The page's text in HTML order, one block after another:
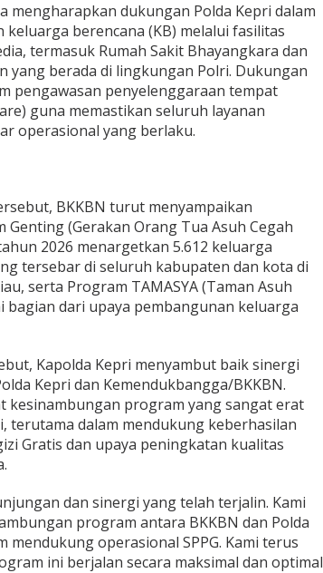
mengharapkan dukungan Polda Kepri dalam
keluarga berencana (KB) melalui fasilitas
termasuk Rumah Sakit Bhayangkara dan
yang berada di lingkungan Polri. Dukungan
pengawasan penyelenggaraan tempat
guna memastikan seluruh layanan
operasional yang berlaku.
BKKBN turut menyampaikan
Genting (Gerakan Orang Tua Asuh Cegah
2026 menargetkan 5.612 keluarga
tersebar di seluruh kabupaten dan kota di
serta Program TAMASYA (Taman Asuh
bagian dari upaya pembangunan keluarga
Kapolda Kepri menyambut baik sinergi
Kepri dan Kemendukbangga/BKKBN.
kesinambungan program yang sangat erat
terutama dalam mendukung keberhasilan
Gratis dan upaya peningkatan kualitas
dan sinergi yang telah terjalin. Kami
program antara BKKBN dan Polda
mendukung operasional SPPG. Kami terus
ini berjalan secara maksimal dan optimal